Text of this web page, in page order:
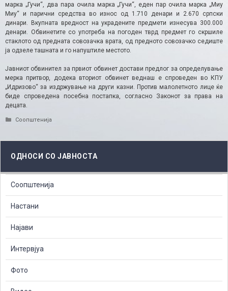
марка „Гучи“, два пара очила марка „Гучи“, еден пар очила марка „Миу
Миу“ и парични средства во износ од 1.710 денари и 2.670 српски
динари. Вкупната вредност на украдените предмети изнесува 300.000
денари. Обвинетите со употреба на погоден тврд предмет го скршиле
стаклото од предната совозачка врата, од предното совозачко седиште
ја одзеле ташната и го напуштиле местото.
Јавниот обвинител за првиот обвинет достави предлог за определување
мерка притвор, додека вториот обвинет веднаш е спроведен во КПУ
„Идризово“ за издржување на други казни. Против малолетното лице ќе
биде спроведена посебна постапка, согласно Законот за права на
децата.
Categories
Соопштенија
ОДНОСИ СО ЈАВНОСТА
Соопштенија
Настани
Најави
Интервјуа
Фото